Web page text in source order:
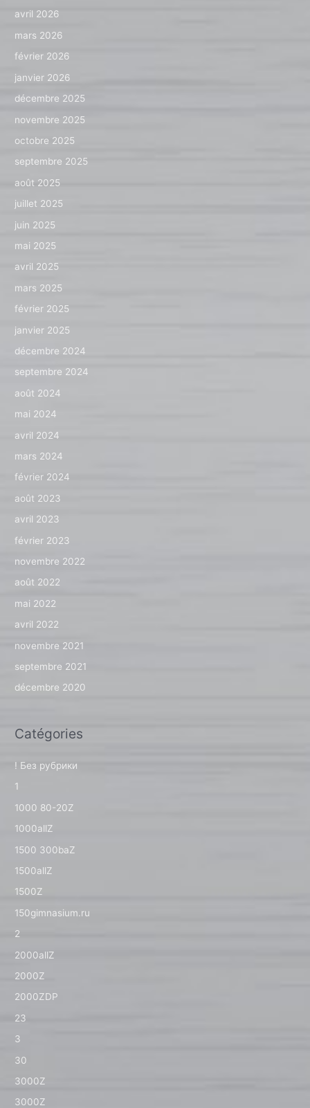
avril 2026
mars 2026
février 2026
janvier 2026
décembre 2025
novembre 2025
octobre 2025
septembre 2025
août 2025
juillet 2025
juin 2025
mai 2025
avril 2025
mars 2025
février 2025
janvier 2025
décembre 2024
septembre 2024
août 2024
mai 2024
avril 2024
mars 2024
février 2024
août 2023
avril 2023
février 2023
novembre 2022
août 2022
mai 2022
avril 2022
novembre 2021
septembre 2021
décembre 2020
Catégories
! Без рубрики
1
1000 80-20Z
1000allZ
1500 300baZ
1500allZ
1500Z
150gimnasium.ru
2
2000allZ
2000Z
2000ZDP
23
3
30
3000Z
3000Z